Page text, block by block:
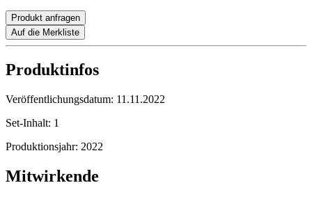
Produkt anfragen
Auf die Merkliste
Produktinfos
Veröffentlichungsdatum: 11.11.2022
Set-Inhalt: 1
Produktionsjahr: 2022
Mitwirkende